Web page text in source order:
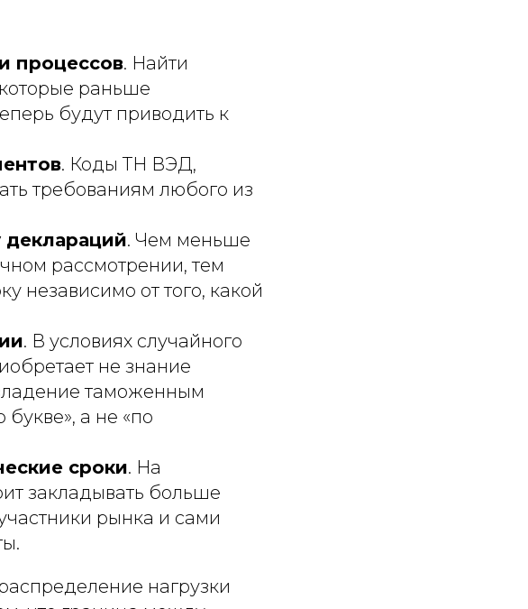
процессов. Найти
раньше
будут приводить к
. Коды ТН ВЭД,
требованиям любого из
деклараций. Чем меньше
рассмотрении, тем
независимо от того, какой
. В условиях случайного
не знание
таможенным
а не «по
сроки. На
закладывать больше
рынка и сами
нагрузки